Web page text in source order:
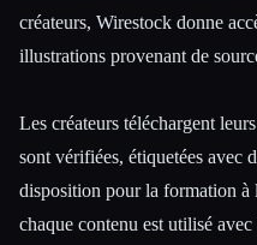
créateurs, Wirestock donne
illustrations provenant de
Les créateurs téléchargent
sont vérifiées, étiquetées avec
disposition pour la formation à
chaque contenu est utilisé